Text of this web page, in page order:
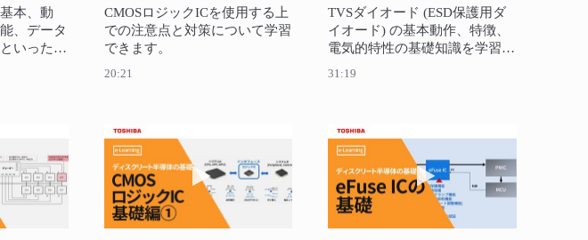
本、動
、データ
いった基
CMOSロジックICを使用する上
での注意点と対策について学習
できます。
20:21
TVSダイオード (ESD保護用ダ
イオード) の基本動作、特徴、
電気的特性の基礎知識を学習で
31:19
CMOSロジックICの基本動作
を再生 CMOSロジックIC基礎編 3章 CMOSロジックICの基本回路
動画を再生 CMOSロジック 基礎編 1章 CMOSロジック
動画を再生 eFuse ICの基